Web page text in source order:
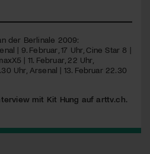
der Berlinale 2009:
| 9. Februar, 17 Uhr, Cine Star 8 |
| 11. Februar, 22 Uhr,
Uhr, Arsenal | 13. Februar 22.30
mit Kit Hung auf arttv.ch.